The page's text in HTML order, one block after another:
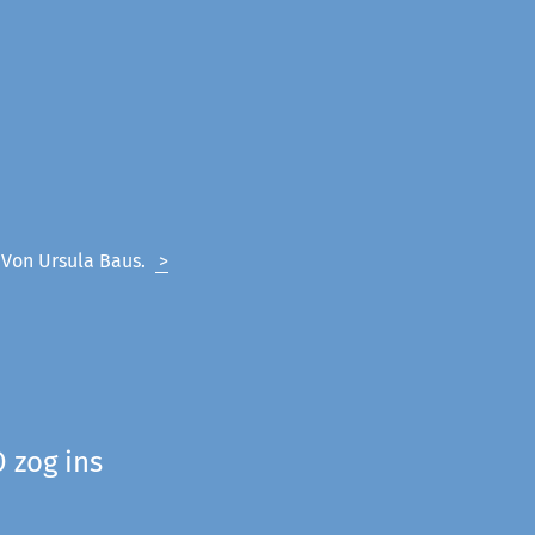
Ursula Baus. >
zog ins